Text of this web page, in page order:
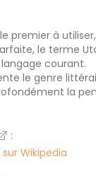
premier à
le terme
courant.
le genre
la
:
Wikipedia